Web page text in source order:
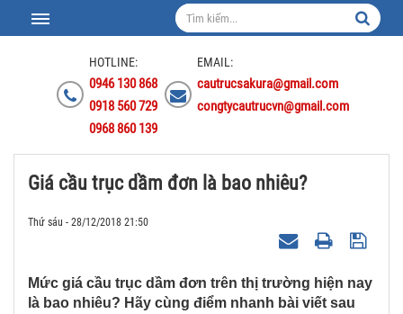
HOTLINE:
0946 130 868
0918 560 729
0968 860 139
EMAIL:
cautrucsakura@gmail.com
congtycautrucvn@gmail.com
Giá cầu trục dầm đơn là bao nhiêu?
Thứ sáu - 28/12/2018 21:50
Mức giá cầu trục dầm đơn trên thị trường hiện nay
là bao nhiêu? Hãy cùng điểm nhanh bài viết sau